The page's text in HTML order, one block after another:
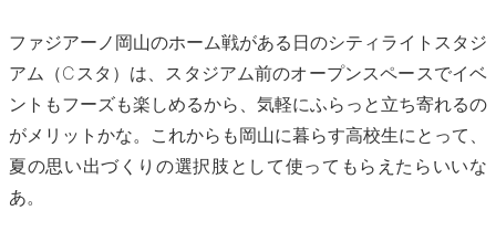
ファジアーノ岡山のホーム戦がある日のシティライトスタジ
アム（Cスタ）は、スタジアム前のオープンスペースでイベ
ントもフーズも楽しめるから、気軽にふらっと立ち寄れるの
がメリットかな。これからも岡山に暮らす高校生にとって、
夏の思い出づくりの選択肢として使ってもらえたらいいな
あ。